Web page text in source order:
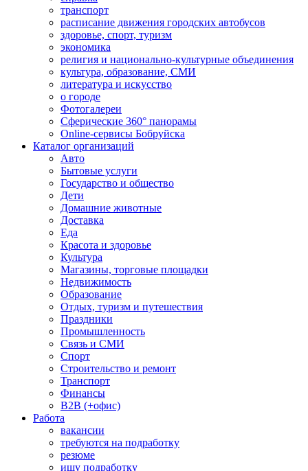
транспорт
расписание движения городских автобусов
здоровье, спорт, туризм
экономика
религия и национально-культурные объединения
культура, образование, СМИ
литература и искусство
о городе
Фотогалереи
Сферические 360° панорамы
Online-сервисы Бобруйска
Каталог организаций
Авто
Бытовые услуги
Государство и общество
Дети
Домашние животные
Доставка
Еда
Красота и здоровье
Культура
Магазины, торговые площадки
Недвижимость
Образование
Отдых, туризм и путешествия
Праздники
Промышленность
Связь и СМИ
Спорт
Строительство и ремонт
Транспорт
Финансы
B2B (+офис)
Работа
вакансии
требуются на подработку
резюме
ищу подработку